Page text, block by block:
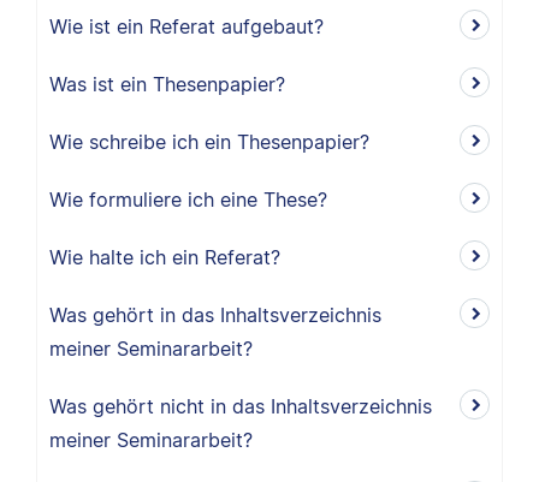
Wie ist ein Referat aufgebaut?
Was ist ein Thesenpapier?
Wie schreibe ich ein Thesenpapier?
Wie formuliere ich eine These?
Wie halte ich ein Referat?
Was gehört in das Inhaltsverzeichnis
meiner Seminararbeit?
Was gehört nicht in das Inhaltsverzeichnis
meiner Seminararbeit?